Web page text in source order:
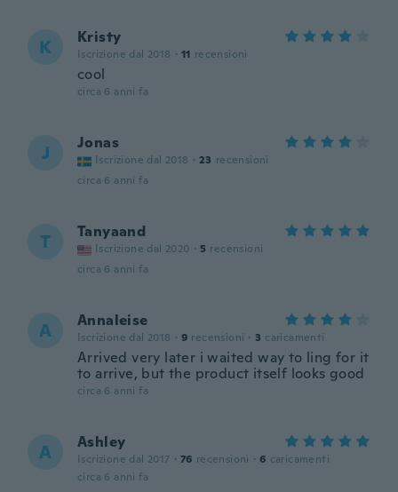
K Kristy
Iscrizione dal 2018 · 11 recensioni
cool
circa 6 anni fa
J Jonas
Iscrizione dal 2018 · 23 recensioni
circa 6 anni fa
T Tanyaand
Iscrizione dal 2020 · 5 recensioni
circa 6 anni fa
A Annaleise
Iscrizione dal 2018 · 9 recensioni · 3 caricamenti
Arrived very later i waited way to ling for it
to arrive, but the product itself looks good
circa 6 anni fa
A Ashley
Iscrizione dal 2017 · 76 recensioni · 6 caricamenti
circa 6 anni fa